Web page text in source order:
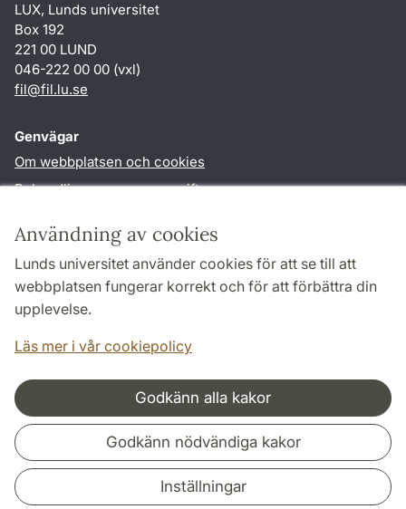
Användning av cookies
Lunds universitet använder cookies för att se till att
webbplatsen fungerar korrekt och för att förbättra din
upplevelse.
Läs mer i vår cookiepolicy
Godkänn alla kakor
Godkänn nödvändiga kakor
Inställningar
LUX, Lunds universitet
Box 192
221 00 LUND
046-222 00 00 (vxl)
fil@fil.lu.se
Genvägar
Om webbplatsen och cookies
Behandling av personuppgifter
TYPO3-login
Följ oss i sociala medier
Samarbeten och nätverk